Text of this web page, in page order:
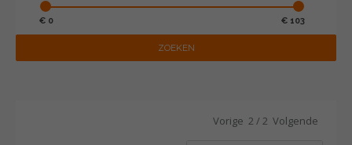
€ 0 € 103
ZOEKEN
Volgende
2 /2
Vorige